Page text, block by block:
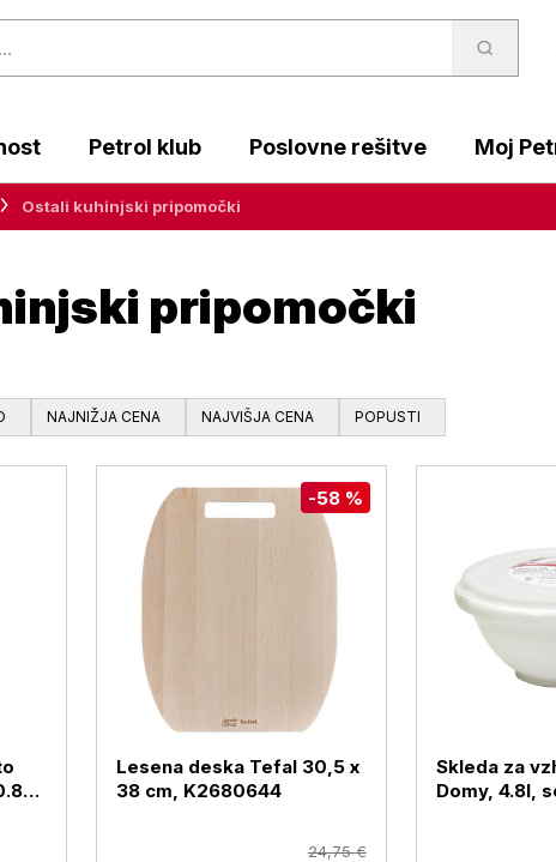
Petrol klub Poslovne rešitve Moj
Ostali kuhinjski pripomočki
pripomočki
NAJNIŽJA CENA NAJVIŠJA CENA POPUSTI
-58 %
Lesena deska Tefal 30,5 x
38 cm, K2680644
24,75 €
Skleda za
Domy, 4.8l,